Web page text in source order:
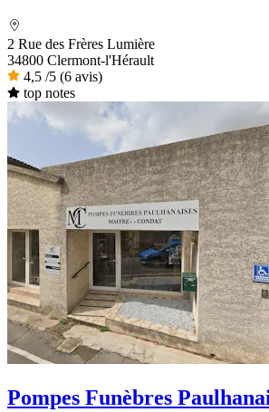
2 Rue des Frères Lumière
34800 Clermont-l'Hérault
4,5 /5 (6 avis)
top notes
Pompes Funèbres